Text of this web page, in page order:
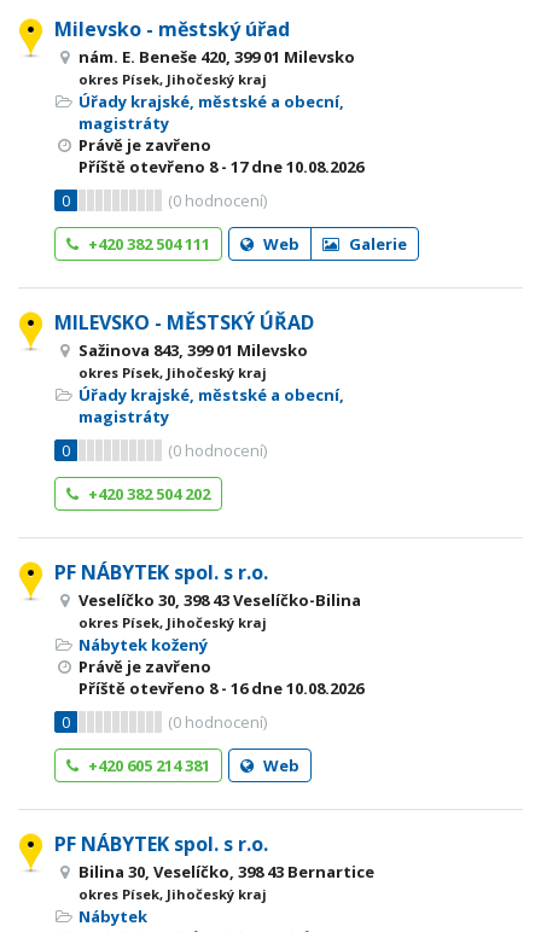
Milevsko - městský úřad
nám. E. Beneše 420, 399 01 Milevsko
okres Písek, Jihočeský kraj
Úřady krajské, městské a obecní,
magistráty
Právě je zavřeno
Příště otevřeno 8 - 17dne 10.08.2026
0
(0 hodnocení)
+420 382 504 111
Web Galerie
MILEVSKO - MĚSTSKÝ ÚŘAD
Sažinova 843, 399 01 Milevsko
okres Písek, Jihočeský kraj
Úřady krajské, městské a obecní,
magistráty
0
(0 hodnocení)
+420 382 504 202
PF NÁBYTEK spol. s r.o.
Veselíčko 30, 398 43 Veselíčko-Bilina
okres Písek, Jihočeský kraj
Nábytek kožený
Právě je zavřeno
Příště otevřeno 8 - 16dne 10.08.2026
0
(0 hodnocení)
+420 605 214 381
Web
PF NÁBYTEK spol. s r.o.
Bilina 30, Veselíčko, 398 43 Bernartice
okres Písek, Jihočeský kraj
Nábytek